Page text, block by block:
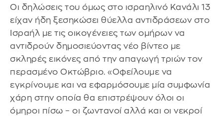
Οι δηλώσεις του όμως στο ισραηλινό Κανάλι 13
είχαν ήδη ξεσηκώσει θύελλα αντιδράσεων στο
Ισραήλ με τις οικογένειες των ομήρων να
αντιδρούν δημοσιεύοντας νέο βίντεο με
σκληρές εικόνες από την απαγωγή τριών τον
περασμένο Οκτώβριο. «Οφείλουμε να
εγκρίνουμε και να εφαρμόσουμε μία συμφωνία
χάρη στην οποία θα επιστρέψουν όλοι οι
όμηροι πίσω – οι ζωντανοί αλλά και οι νεκροί